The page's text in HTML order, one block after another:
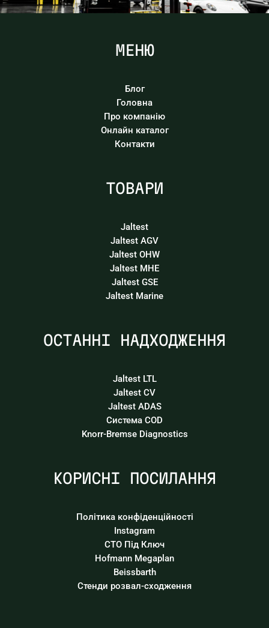
МЕНЮ
Блог
Головна
Про компанію
Онлайн каталог
Контакти
ТОВАРИ
Jaltest
Jaltest AGV
Jaltest OHW
Jaltest MHE
Jaltest GSE
Jaltest Marine
ОСТАННІ НАДХОДЖЕННЯ
Jaltest LTL
Jaltest CV
Jaltest ADAS
Система COD
Knorr-Bremse Diagnostics
КОРИСНІ ПОСИЛАННЯ
Політика конфіденційності
Instagram
СТО Під Ключ
Hofmann Megaplan
Beissbarth
Стенди розвал-сходження